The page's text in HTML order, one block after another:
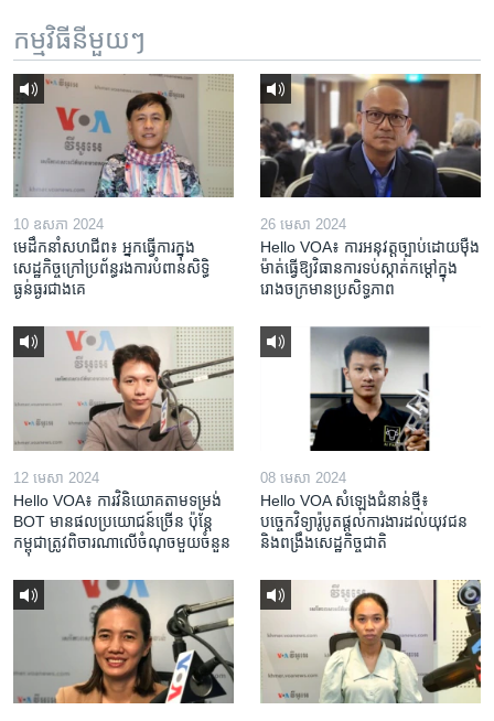
កម្មវិធី​នីមួយៗ
10 ឧសភា 2024
មេដឹកនាំសហជីព៖ អ្នកធ្វើការក្នុង
សេដ្ឋកិច្ចក្រៅប្រព័ន្ធរងការបំពានសិទ្ធិ
ធ្ងន់ធ្ងរជាងគេ
26 មេសា 2024
Hello VOA៖ ការអនុវត្ត​ច្បាប់​ដោយ​ម៉ឺង
ម៉ាត់​ធ្វើ​ឱ្យ​វិធានការ​ទប់ស្កាត់​កម្តៅ​ក្នុង​
រោងចក្រ​មាន​ប្រសិទ្ធភាព​​
12 មេសា 2024
Hello VOA៖ ការ​វិនិយោគ​តាម​ទម្រង់ ​
BOT​ មាន​ផល​ប្រយោជន៍​ច្រើន ប៉ុន្តែ​
កម្ពុជា​ត្រូវ​ពិចារណា​លើ​ចំណុច​មួយ​ចំនួន
08 មេសា 2024
Hello VOA សំឡេង​ជំនាន់​ថ្មី៖
បច្ចេកវិទ្យា​រ៉ូបូត​ផ្តល់​ការងារ​ដល់​យុវជន
និង​ពង្រឹង​​សេដ្ឋកិច្ច​ជាតិ​​​​​​